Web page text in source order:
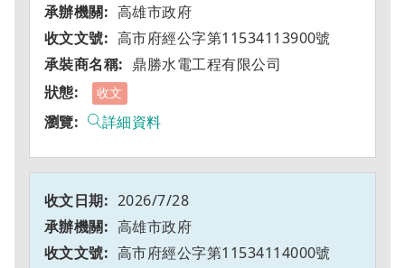
高雄市政府
高市府經公字第11534113900號
鼎勝水電工程有限公司
收文
詳細資料
2026/7/28
高雄市政府
高市府經公字第11534114000號